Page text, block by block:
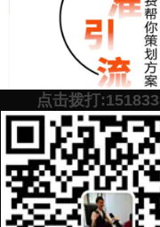
预约营销老师 添加
案！
点击拨打